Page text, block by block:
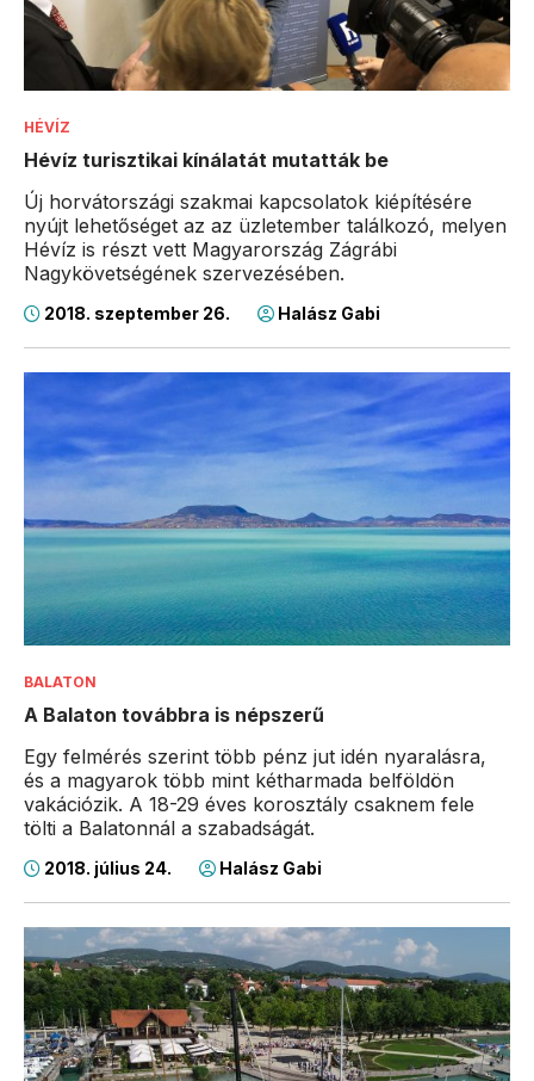
HÉVÍZ
Hévíz turisztikai kínálatát mutatták be
Új horvátországi szakmai kapcsolatok kiépítésére
nyújt lehetőséget az az üzletember találkozó, melyen
Hévíz is részt vett Magyarország Zágrábi
Nagykövetségének szervezésében.
2018. szeptember 26. Halász Gabi
BALATON
A Balaton továbbra is népszerű
Egy felmérés szerint több pénz jut idén nyaralásra,
és a magyarok több mint kétharmada belföldön
vakációzik. A 18-29 éves korosztály csaknem fele
tölti a Balatonnál a szabadságát.
2018. július 24. Halász Gabi